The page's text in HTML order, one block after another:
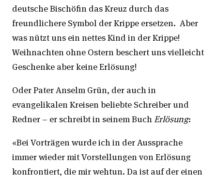
deutsche Bischöfin das Kreuz durch das
freundlichere Symbol der Krippe ersetzen. Aber
was nützt uns ein nettes Kind in der Krippe!
Weihnachten ohne Ostern beschert uns vielleicht
Geschenke aber keine Erlösung!
Oder Pater Anselm Grün, der auch in
evangelikalen Kreisen beliebte Schreiber und
Redner – er schreibt in seinem Buch Erlösung:
«Bei Vorträgen wurde ich in der Aussprache
immer wieder mit Vorstellungen von Erlösung
konfrontiert, die mir wehtun. Da ist auf der einen